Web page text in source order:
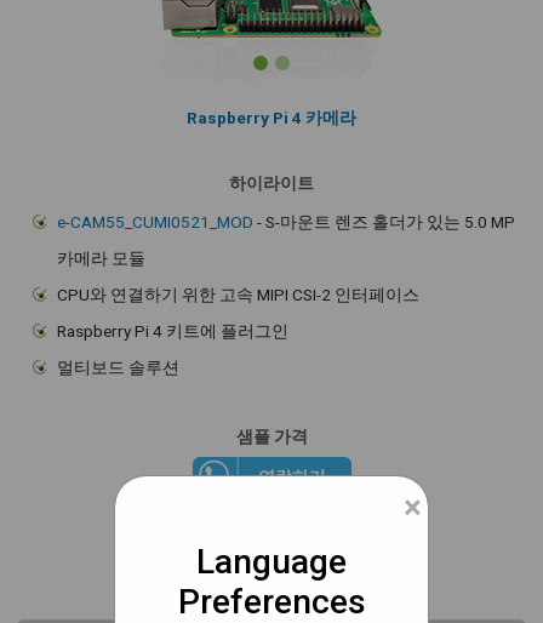
Raspberry Pi 4 카메라
하이라이트
e-CAM55_CUMI0521_MOD - S-마운트 렌즈 홀더가 있는 5.0 MP
카메라 모듈
CPU와 연결하기 위한 고속 MIPI CSI-2 인터페이스
Raspberry Pi 4 키트에 플러그인
멀티보드 솔루션
샘플 가격
×
Language
Preferences